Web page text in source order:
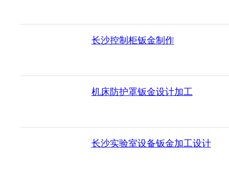
长沙控制柜钣金制作
机床防护罩钣金设计加工
长沙实验室设备钣金加工设计